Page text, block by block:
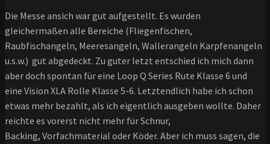
Die Messe ansich war gut aufgestellt. Es wurden
gleichermaßen alle Bereiche (Fliegenfischen,
Raubfischangeln, Meeresangeln, Wallerangeln Karpfenangeln
u.s.w.) gut abgedeckt. Zu guter letzt entschied ich mich dann
aber doch spontan für eine Loop Q Series Rute Klasse 6 und
eine Vision XLA Rolle Klasse 5-6. Letztendlich habe ich schon
etwas mehr bezahlt, als ich eigentlich ausgeben wollte. Daher
reichte es vorerst nicht mehr für Schnur,
Backing, Vorfachmaterial oder Köder. Aber ich muss sagen, die